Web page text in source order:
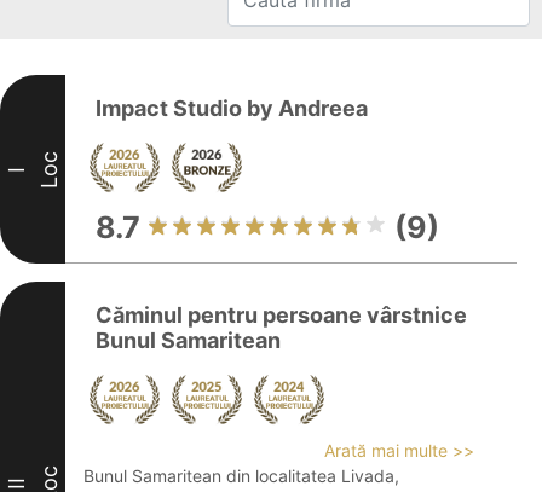
I Loc
Impact Studio by Andreea
8.7 (9)
II Loc
Căminul pentru persoane vârstnice
Bunul Samaritean
Arată mai multe >>
Bunul Samaritean din localitatea Livada,